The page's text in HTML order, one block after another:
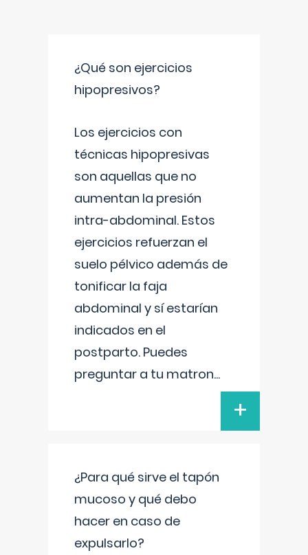
¿Qué son ejercicios
hipopresivos?
Los ejercicios con
técnicas hipopresivas
son aquellas que no
aumentan la presión
intra-abdominal. Estos
ejercicios refuerzan el
suelo pélvico además de
tonificar la faja
abdominal y sí estarían
indicados en el
postparto. Puedes
preguntar a tu matron...
+
¿Para qué sirve el tapón
mucoso y qué debo
hacer en caso de
expulsarlo?